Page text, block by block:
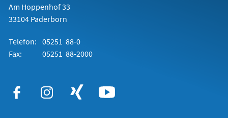
Am Hoppenhof 33
33104 Paderborn
Telefon: 05251 88-0
Fax:
05251 88-2000